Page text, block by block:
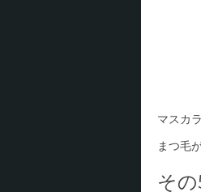
マスカ
まつ毛
そ